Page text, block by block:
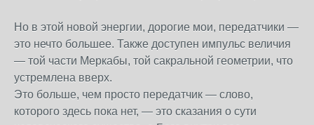
Но в этой новой энергии, дорогие мои, передатчики —
это нечто большее. Также доступен импульс величия
— той части Меркабы, той сакральной геометрии, что
устремлена вверх.
Это больше, чем просто передатчик — слово,
которого здесь пока нет, — это сказания о сути